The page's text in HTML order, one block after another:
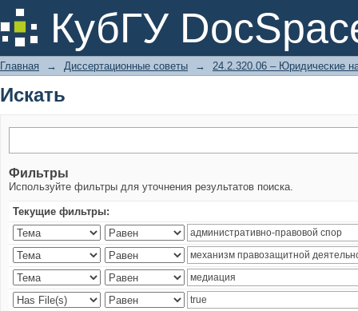
КубГУ
Искать
Главная → Диссертационные советы → 24.2.320.06 – Юридические
Искать
Фильтры
Используйте фильтры для уточнения результатов поиска.
Текущие фильтры: